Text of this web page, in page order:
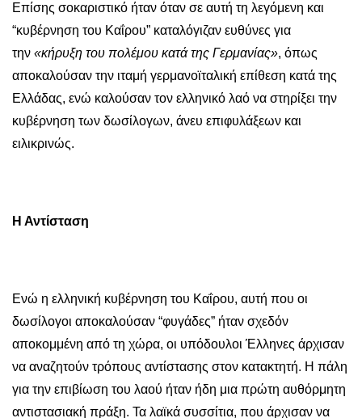
Επίσης σοκαριστικό ήταν όταν σε αυτή τη λεγόμενη και
“κυβέρνηση του Καΐρου” καταλόγιζαν ευθύνες για
την «κήρυξη του πολέμου κατά της Γερμανίας», όπως
αποκαλούσαν την ιταμή γερμανοϊταλική επίθεση κατά της
Ελλάδας, ενώ καλούσαν τον ελληνικό λαό να στηρίξει την
κυβέρνηση των δωσίλογων, άνευ επιφυλάξεων και
ειλικρινώς.
Η Αντίσταση
Ενώ η ελληνική κυβέρνηση του Καΐρου, αυτή που οι
δωσίλογοι αποκαλούσαν “φυγάδες” ήταν σχεδόν
αποκομμένη από τη χώρα, οι υπόδουλοι Έλληνες άρχισαν
να αναζητούν τρόπους αντίστασης στον κατακτητή. Η πάλη
για την επιβίωση του λαού ήταν ήδη μια πρώτη αυθόρμητη
αντιστασιακή πράξη. Τα λαϊκά συσσίτια, που άρχισαν να